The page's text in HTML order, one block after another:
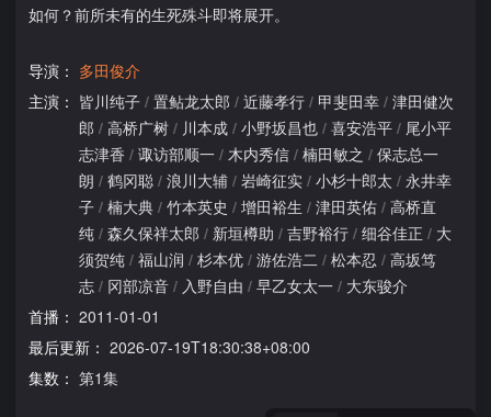
如何？前所未有的生死殊斗即将展开。
导演： 多田俊介
主演： 皆川纯子 / 置鲇龙太郎 / 近藤孝行 / 甲斐田幸 / 津田健次
郎 / 高桥广树 / 川本成 / 小野坂昌也 / 喜安浩平 / 尾小平
志津香 / 诹访部顺一 / 木内秀信 / 楠田敏之 / 保志总一
朗 / 鹤冈聪 / 浪川大辅 / 岩崎征实 / 小杉十郎太 / 永井幸
子 / 楠大典 / 竹本英史 / 增田裕生 / 津田英佑 / 高桥直
纯 / 森久保祥太郎 / 新垣樽助 / 吉野裕行 / 细谷佳正 / 大
须贺纯 / 福山润 / 杉本优 / 游佐浩二 / 松本忍 / 高坂笃
志 / 冈部凉音 / 入野自由 / 早乙女太一 / 大东骏介
首播： 2011-01-01
最后更新： 2026-07-19T18:30:38+08:00
集数： 第1集